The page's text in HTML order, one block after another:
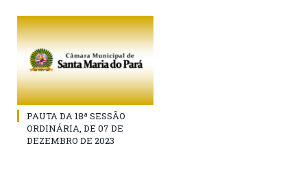
PAUTA DA 18ª SESSÃO
ORDINÁRIA, DE 07 DE
DEZEMBRO DE 2023